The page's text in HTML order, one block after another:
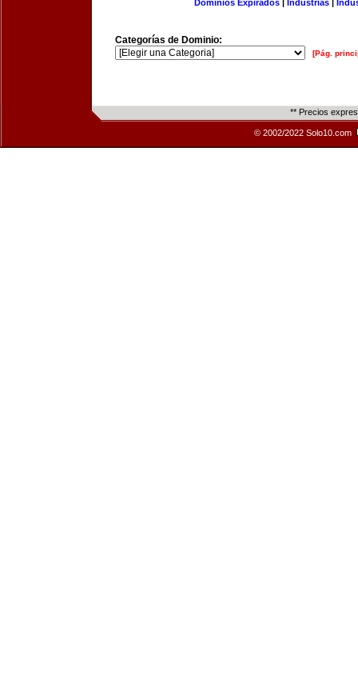
Dominios Expirados | Industrias |
Categorías de Dominio:
[Pág.
** Precios
© 2002/2022 Solo10.com